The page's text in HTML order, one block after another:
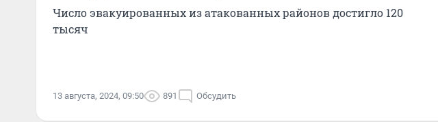
Число эвакуированных из атакованных районов достигло 120
тысяч
13 августа, 2024, 09:50 891 Обсудить